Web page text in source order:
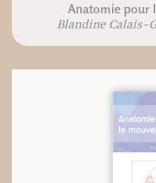
Anatomie pour
Blandine Calais-